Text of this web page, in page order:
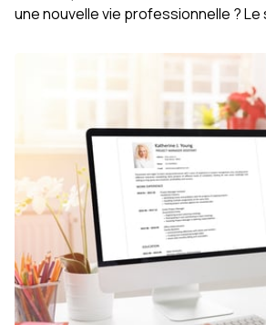
une nouvelle vie professionnelle ? Le